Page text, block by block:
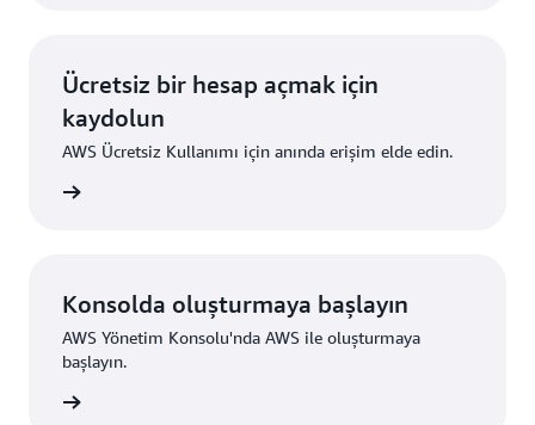
Ücretsiz bir hesap açmak için
kaydolun
AWS Ücretsiz Kullanımı için anında erişim elde edin.
Konsolda oluşturmaya başlayın
AWS Yönetim Konsolu'nda AWS ile oluşturmaya
başlayın.